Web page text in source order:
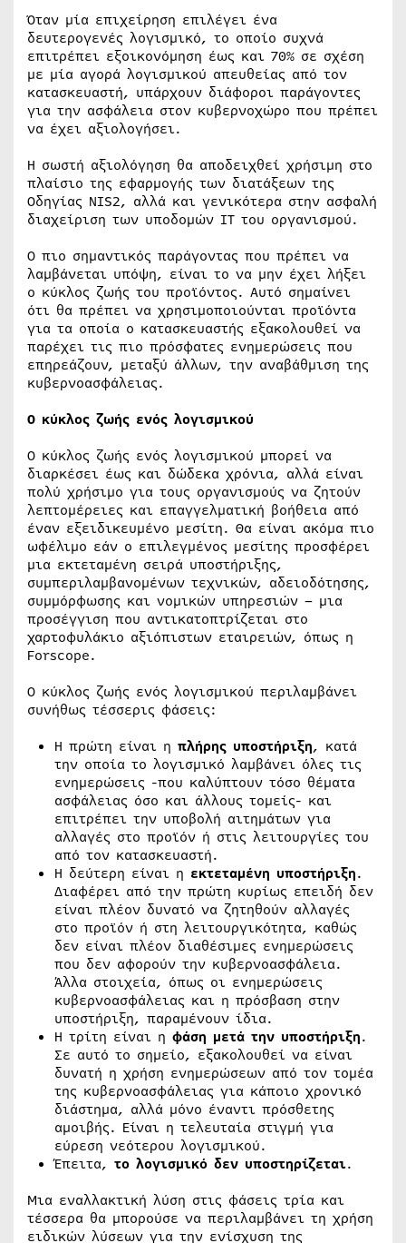
Όταν μία επιχείρηση επιλέγει ένα
δευτερογενές λογισμικό, το οποίο συχνά
επιτρέπει εξοικονόμηση έως και 70% σε σχέση
με μία αγορά λογισμικού απευθείας από τον
κατασκευαστή, υπάρχουν διάφοροι παράγοντες
για την ασφάλεια στον κυβερνοχώρο που πρέπει
να έχει αξιολογήσει.
Η σωστή αξιολόγηση θα αποδειχθεί χρήσιμη στο
πλαίσιο της εφαρμογής των διατάξεων της
Οδηγίας NIS2, αλλά και γενικότερα στην ασφαλή
διαχείριση των υποδομών IT του οργανισμού.
Ο πιο σημαντικός παράγοντας που πρέπει να
λαμβάνεται υπόψη, είναι το να μην έχει λήξει
ο κύκλος ζωής του προϊόντος. Αυτό σημαίνει
ότι θα πρέπει να χρησιμοποιούνται προϊόντα
για τα οποία ο κατασκευαστής εξακολουθεί να
παρέχει τις πιο πρόσφατες ενημερώσεις που
επηρεάζουν, μεταξύ άλλων, την αναβάθμιση της
κυβερνοασφάλειας.
Ο κύκλος ζωής ενός λογισμικού
Ο κύκλος ζωής ενός λογισμικού μπορεί να
διαρκέσει έως και δώδεκα χρόνια, αλλά είναι
πολύ χρήσιμο για τους οργανισμούς να ζητούν
λεπτομέρειες και επαγγελματική βοήθεια από
έναν εξειδικευμένο μεσίτη. Θα είναι ακόμα πιο
ωφέλιμο εάν ο επιλεγμένος μεσίτης προσφέρει
μια εκτεταμένη σειρά υποστήριξης,
συμπεριλαμβανομένων τεχνικών, αδειοδότησης,
συμμόρφωσης και νομικών υπηρεσιών – μια
προσέγγιση που αντικατοπτρίζεται στο
χαρτοφυλάκιο αξιόπιστων εταιρειών, όπως η
Forscope.
Ο κύκλος ζωής ενός λογισμικού περιλαμβάνει
συνήθως τέσσερις φάσεις:
Η πρώτη είναι η πλήρης υποστήριξη, κατά
την οποία το λογισμικό λαμβάνει όλες τις
ενημερώσεις -που καλύπτουν τόσο θέματα
ασφάλειας όσο και άλλους τομείς- και
επιτρέπει την υποβολή αιτημάτων για
αλλαγές στο προϊόν ή στις λειτουργίες του
από τον κατασκευαστή.
Η δεύτερη είναι η εκτεταμένη υποστήριξη.
Διαφέρει από την πρώτη κυρίως επειδή δεν
είναι πλέον δυνατό να ζητηθούν αλλαγές
στο προϊόν ή στη λειτουργικότητα, καθώς
δεν είναι πλέον διαθέσιμες ενημερώσεις
που δεν αφορούν την κυβερνοασφάλεια.
Άλλα στοιχεία, όπως οι ενημερώσεις
κυβερνοασφάλειας και η πρόσβαση στην
υποστήριξη, παραμένουν ίδια.
Η τρίτη είναι η φάση μετά την υποστήριξη.
Σε αυτό το σημείο, εξακολουθεί να είναι
δυνατή η χρήση ενημερώσεων από τον τομέα
της κυβερνοασφάλειας για κάποιο χρονικό
διάστημα, αλλά μόνο έναντι πρόσθετης
αμοιβής. Είναι η τελευταία στιγμή για
εύρεση νεότερου λογισμικού.
Έπειτα, το λογισμικό δεν υποστηρίζεται.
Μια εναλλακτική λύση στις φάσεις τρία και
τέσσερα θα μπορούσε να περιλαμβάνει τη χρήση
ειδικών λύσεων για την ενίσχυση της